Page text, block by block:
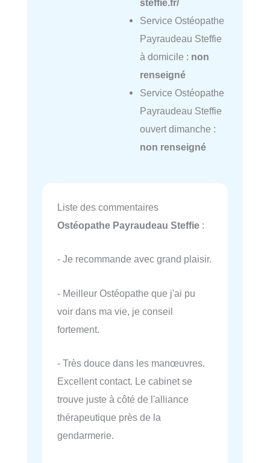
steffie.fr/
Service Ostéopathe
Payraudeau Steffie
à domicile : non
renseigné
Service Ostéopathe
Payraudeau Steffie
ouvert dimanche :
non renseigné
Liste des commentaires
Ostéopathe Payraudeau Steffie :
- Je recommande avec grand plaisir.
- Meilleur Ostéopathe que j'ai pu
voir dans ma vie, je conseil
fortement.
- Très douce dans les manœuvres.
Excellent contact. Le cabinet se
trouve juste à côté de l'alliance
thérapeutique près de la
gendarmerie.